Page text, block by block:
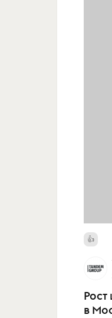
Рост
в